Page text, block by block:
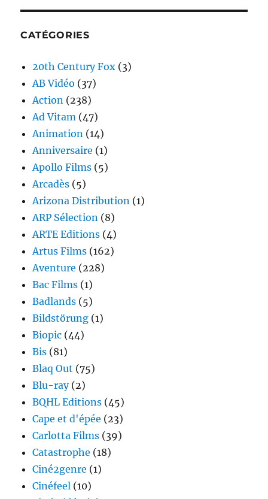
CATÉGORIES
20th Century Fox (3)
AB Vidéo (37)
Action (238)
Ad Vitam (47)
Animation (14)
Anniversaire (1)
Apollo Films (5)
Arcadès (5)
Arizona Distribution (1)
ARP Sélection (8)
ARTE Editions (4)
Artus Films (162)
Aventure (228)
Bac Films (1)
Badlands (5)
Bildstörung (1)
Biopic (44)
Bis (81)
Blaq Out (75)
Blu-ray(2)
BQHL Editions (45)
Cape et d'épée (23)
Carlotta Films (39)
Catastrophe (18)
Ciné2genre (1)
Cinéfeel (10)